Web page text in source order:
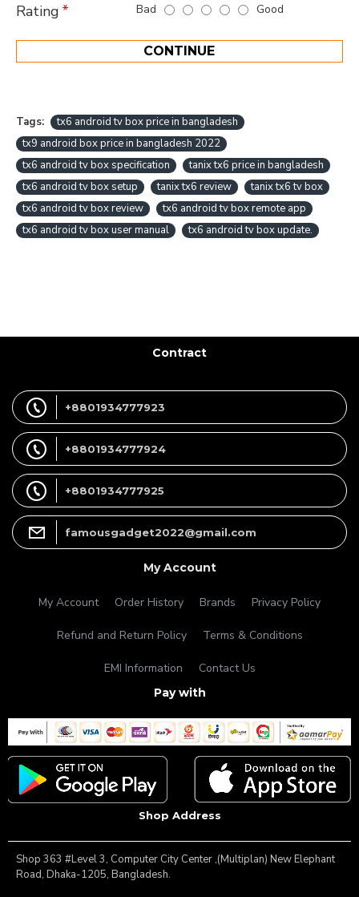
Rating Bad Good
CONTINUE
Tags:
tx6 android tv box price in bangladesh
tx9 android box price in bangladesh 2022
tx6 android tv box specification
tanix tx6 price in bangladesh
tx6 android tv box setup
tanix tx6 review
tanix tx6 tv box
tx6 android tv box review
tx6 android tv box remote app
tx6 android tv box user manual
tx6 android tv box update.
Contract
+8801934777923
+8801934777924
+8801934777925
famousgadget2022@gmail.com
My Account
My Account Order History Brands Privacy Policy
Refund and Return Policy Terms & Conditions
EMI Information Contact Us
Pay with
Shop Address
Shop 363 #Level 3, Computer City Center ,(Multiplan) New Elephant
Road, Dhaka-1205, Bangladesh.